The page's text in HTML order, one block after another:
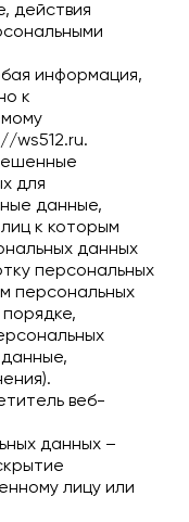
действия
информация,
к
ws512.ru.
для
данные,
к которым
данных
персональных
персональных
веб-
данных –
лицу или